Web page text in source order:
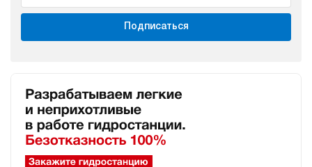
Подписаться